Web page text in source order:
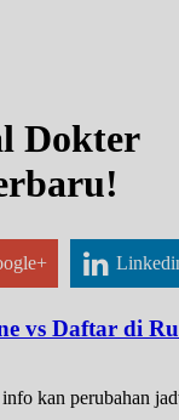
Dokter
vs Daftar di
kan perubahan